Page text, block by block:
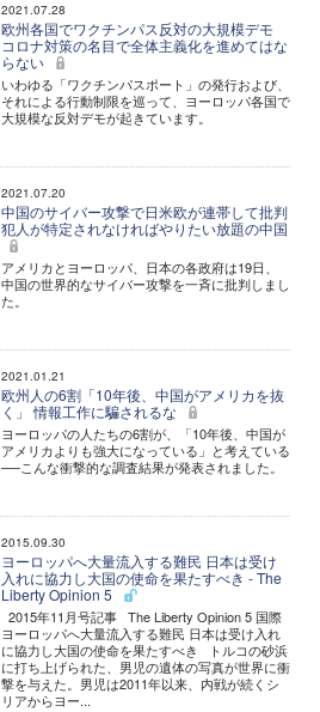
2021.07.28
欧州各国でワクチンパス反対の大規模デモ
コロナ対策の名目で全体主義化を進めてはな
らない
いわゆる「ワクチンパスポート」の発行および、
それによる行動制限を巡って、ヨーロッパ各国で
大規模な反対デモが起きています。
2021.07.20
中国のサイバー攻撃で日米欧が連帯して批判
犯人が特定されなければやりたい放題の中国
アメリカとヨーロッパ、日本の各政府は19日、
中国の世界的なサイバー攻撃を一斉に批判しまし
た。
2021.01.21
欧州人の6割「10年後、中国がアメリカを抜
く」 情報工作に騙されるな
ヨーロッパの人たちの6割が、「10年後、中国が
アメリカよりも強大になっている」と考えている
──こんな衝撃的な調査結果が発表されました。
2015.09.30
ヨーロッパへ大量流入する難民 日本は受け
入れに協力し大国の使命を果たすべき - The
Liberty Opinion 5
2015年11月号記事 The Liberty Opinion 5 国際
ヨーロッパへ大量流入する難民 日本は受け入れ
に協力し大国の使命を果たすべき トルコの砂浜
に打ち上げられた、男児の遺体の写真が世界に衝
撃を与えた。男児は2011年以来、内戦が続くシ
リアからヨー...